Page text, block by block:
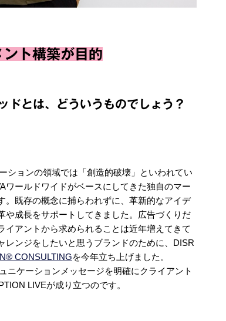
ト構築が目的
とは、どういうものでしょう？
ションの領域では「創造的破壊」といわれてい
ワールドワイドがベースにしてきた独自のマー
既存の概念に捕らわれずに、革新的なアイデ
や成長をサポートしてきました。広告づくりだ
アントから求められることは近年増えてきて
ンジをしたいと思うブランドのために、DISR
CONSULTINGを今年立ち上げました。
ニケーションメッセージを明確にクライアント
LIVEが成り立つのです。